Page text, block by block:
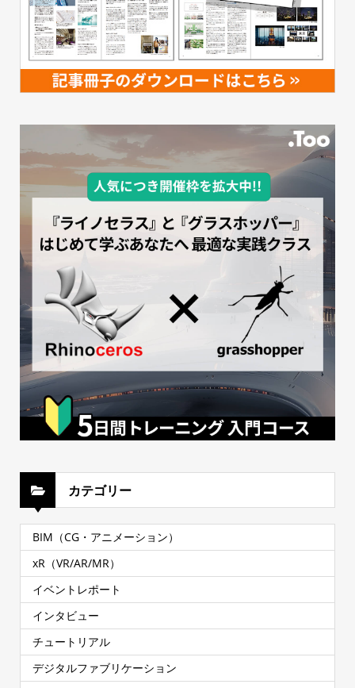
カテゴリー
BIM（CG・アニメーション）
xR（VR/AR/MR）
イベントレポート
インタビュー
チュートリアル
デジタルファブリケーション